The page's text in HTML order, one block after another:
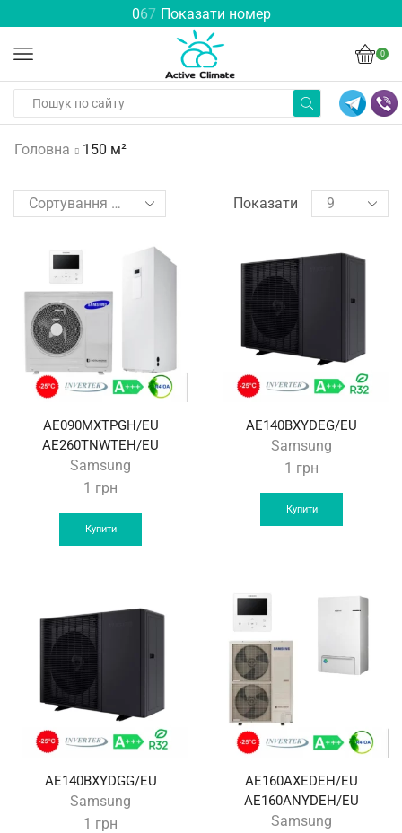
067 Показати номер
0
Головна 150 м²
Показати
AE090MXTPGH/EU
AE260TNWTEH/EU
Samsung
1 грн
Купити
AE140BXYDEG/EU
Samsung
1 грн
Купити
AE140BXYDGG/EU
Samsung
1 грн
AE160AXEDEH/EU
AE160ANYDEH/EU
Samsung